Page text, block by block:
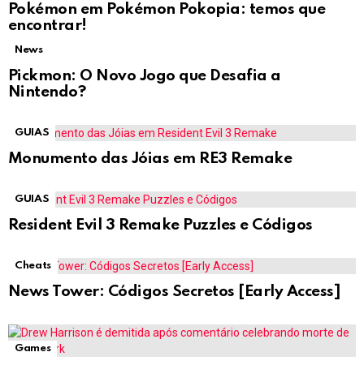
Pokémon em Pokémon Pokopia: temos que
encontrar!
News
Pickmon: O Novo Jogo que Desafia a
Nintendo?
GUIAS
Monumento das Jóias em RE3 Remake
GUIAS
Resident Evil 3 Remake Puzzles e Códigos
Cheats
News Tower: Códigos Secretos [Early Access]
Games